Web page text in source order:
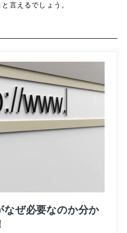
言えるでしょう。
なぜ必要なのか分か